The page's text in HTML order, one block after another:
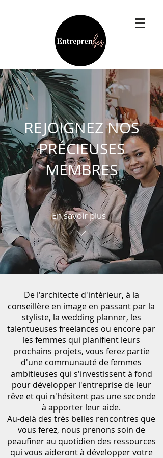
REJOIGNEZ NOS
PRÉCIEUSES
MEMBRES
En savoir plus
De l'architecte d'intérieur, à la
conseillère en image en passant par la
styliste, la wedding planner, les
talentueuses freelances ou encore par
les femmes qui planifient leurs
prochains projets, vous ferez partie
d'une communauté de femmes
ambitieuses qui s'investissent à fond
pour développer l'entreprise de leur
rêve et qui n'hésitent pas une seconde
à apporter leur aide.
Au-delà des très belles rencontres que
vous ferez, nous prenons soin de
peaufiner au quotidien des ressources
qui vous aideront à développer votre